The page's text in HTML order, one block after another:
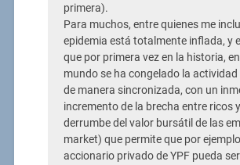
primera).
Para muchos, entre quienes me
epidemia está totalmente inflada, y
que por primera vez en la historia,
mundo se ha congelado la
de manera sincronizada, con un
incremento de la brecha entre ricos
derrumbe del valor bursátil de las
market) que permite que por
accionario privado de YPF pueda